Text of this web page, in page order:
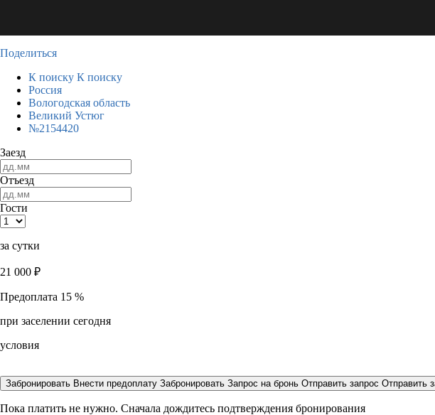
Поделиться
К поиску К поиску
Россия
Вологодская область
Великий Устюг
№2154420
Заезд
Отъезд
Гости
за сутки
21 000 ₽
Предоплата 15 %
при заселении сегодня
условия
Забронировать Внести предоплату Забронировать Запрос на бронь Отправить запрос Отправить
Пока платить не нужно. Сначала дождитесь подтверждения бронирования